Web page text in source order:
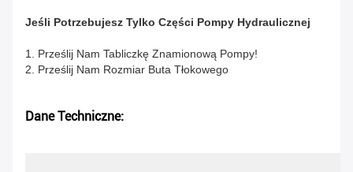
Jeśli Potrzebujesz Tylko Części Pompy Hydraulicznej
1. Prześlij Nam Tabliczkę Znamionową Pompy!
2. Prześlij Nam Rozmiar Buta Tłokowego
Dane Techniczne: